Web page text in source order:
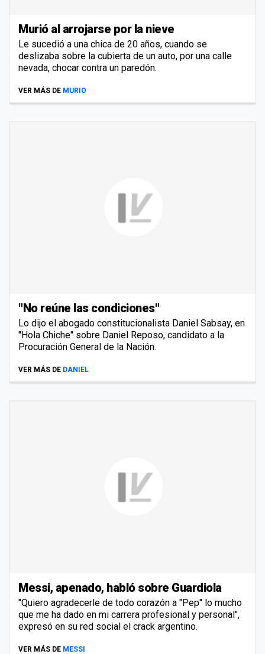
Murió al arrojarse por la nieve
Le sucedió a una chica de 20 años, cuando se
deslizaba sobre la cubierta de un auto, por una calle
nevada, chocar contra un paredón.
VER MÁS DE MURIO
"No reúne las condiciones"
Lo dijo el abogado constitucionalista Daniel Sabsay, en
"Hola Chiche" sobre Daniel Reposo, candidato a la
Procuración General de la Nación.
VER MÁS DE DANIEL
Messi, apenado, habló sobre Guardiola
"Quiero agradecerle de todo corazón a "Pep" lo mucho
que me ha dado en mi carrera profesional y personal",
expresó en su red social el crack argentino.
VER MÁS DE MESSI